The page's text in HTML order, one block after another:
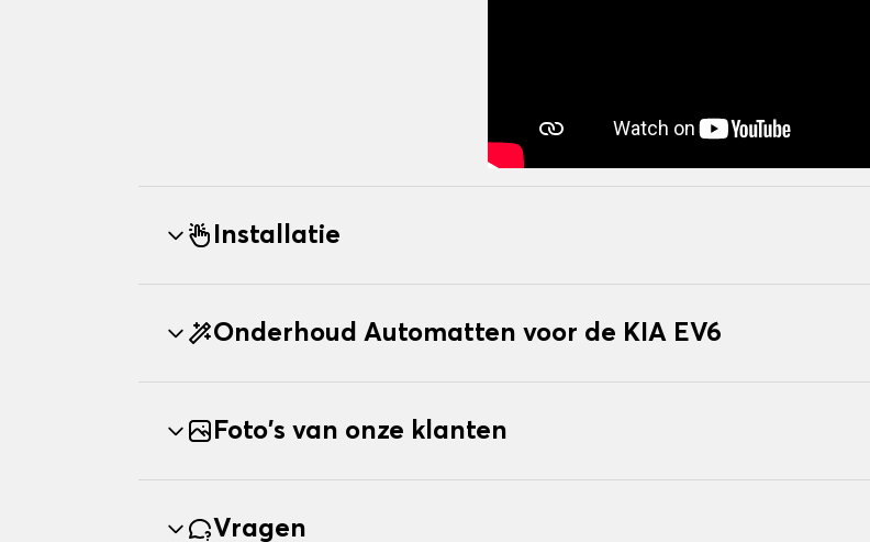
Installatie
Onderhoud Automatten voor de KIA EV6
Foto's van onze klanten
Vragen